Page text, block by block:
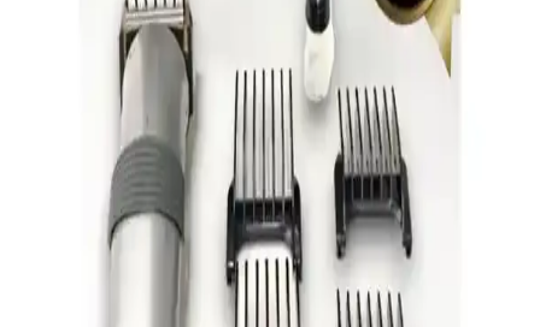
Philips X3021/00 tıraş makinesi, modern tasarımı, hassas bıçakları
ve teknolojisiyle günlük bakımda tercih edilen uygun fiyatlı bir
Philips 3000X Serisi X3021/00 Tıraş Makinesi
Özellikleri ve Kullanım Avantajları
Philips 3000X Serisi X3021/00, ergonomik tasarımı, ComfortCut
bıçakları ve su geçirmez yapısıyla hem kuru hem ıslak kullanım
sağlar, uygun fiyatlı ve taşınabilirliği ile günlük ve seyahat
ihtiyaçlarına uygundur.
İpone ve Shavingtech Erkek Tıraş Makineleri
Karşılaştırması: Özellikler ve Kullanıcı Tercihleri